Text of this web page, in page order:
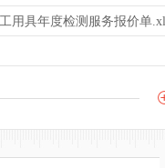
用具年度检测服务报价单